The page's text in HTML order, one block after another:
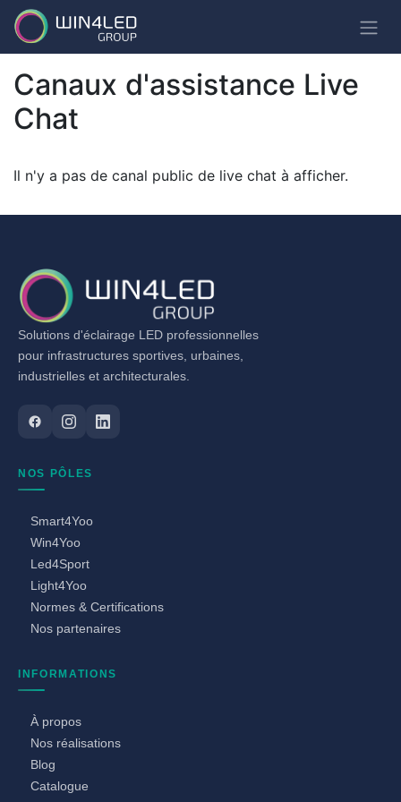
Canaux d'assistance Live
Chat
Il n'y a pas de canal public de live chat à afficher.
Solutions d'éclairage LED professionnelles
pour infrastructures sportives, urbaines,
industrielles et architecturales.
NOS PÔLES
Smart4Yoo
Win4Yoo
Led4Sport
Light4Yoo
Normes & Certifications
Nos partenaires
INFORMATIONS
À propos
Nos réalisations
Blog
Catalogue